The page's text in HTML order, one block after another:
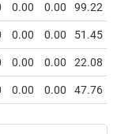
0.00 0.00 99.22
0.00 0.00 51.45
0.00 0.00 22.08
0.00 0.00 47.76